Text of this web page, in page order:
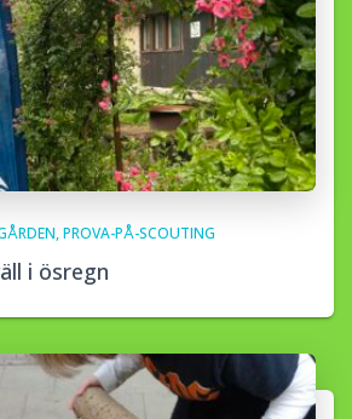
PROVA-PÅ-SCOUTING
i ösregn